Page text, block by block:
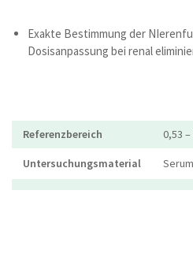
Exakte Bestimmung der
Dosisanpassung bei renal
Referenzbereich 0,53
Untersuchungsmaterial Serum